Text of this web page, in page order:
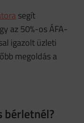
segít
az 50%-os ÁFA-
igazolt üzleti
megoldás a